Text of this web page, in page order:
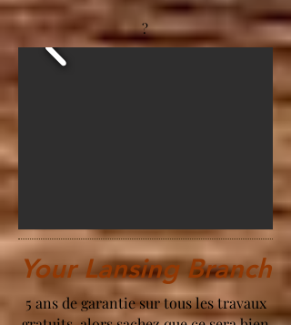
?
Your Lansing Branch
5 ans de garantie sur tous les travaux